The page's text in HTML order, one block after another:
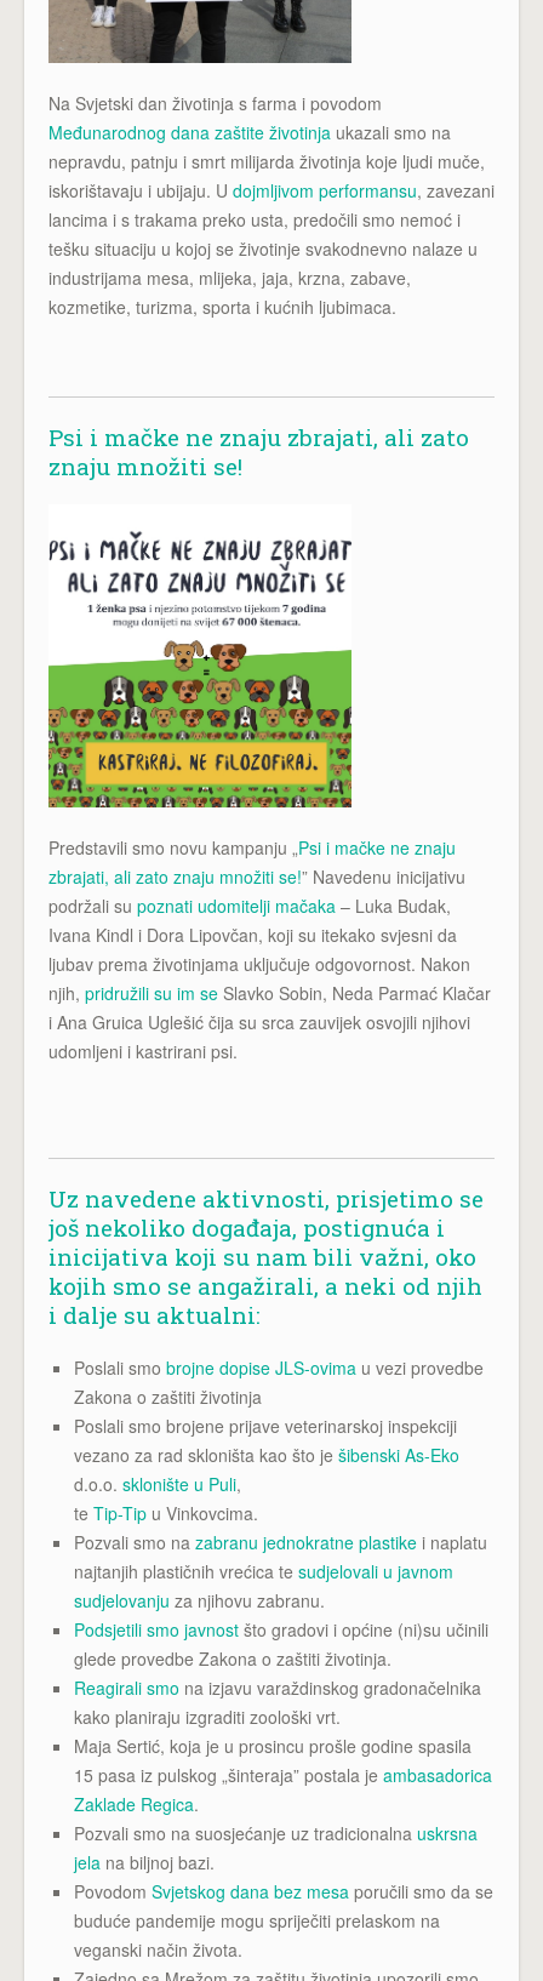
Na Svjetski dan životinja s farma i povodom
Međunarodnog dana zaštite životinja ukazali smo na
nepravdu, patnju i smrt milijarda životinja koje ljudi muče,
iskorištavaju i ubijaju. U dojmljivom performansu, zavezani
lancima i s trakama preko usta, predočili smo nemoć i
tešku situaciju u kojoj se životinje svakodnevno nalaze u
industrijama mesa, mlijeka, jaja, krzna, zabave,
kozmetike, turizma, sporta i kućnih ljubimaca.
Psi i mačke ne znaju zbrajati, ali zato
znaju množiti se!
Predstavili smo novu kampanju „Psi i mačke ne znaju
zbrajati, ali zato znaju množiti se!” Navedenu inicijativu
podržali su poznati udomitelji mačaka – Luka Budak,
Ivana Kindl i Dora Lipovčan, koji su itekako svjesni da
ljubav prema životinjama uključuje odgovornost. Nakon
njih, pridružili su im se Slavko Sobin, Neda Parmać Klačar
i Ana Gruica Uglešić čija su srca zauvijek osvojili njihovi
udomljeni i kastrirani psi.
Uz navedene aktivnosti, prisjetimo se
još nekoliko događaja, postignuća i
inicijativa koji su nam bili važni, oko
kojih smo se angažirali, a neki od njih
i dalje su aktualni:
Poslali smo brojne dopise JLS-ovima u vezi provedbe
Zakona o zaštiti životinja
Poslali smo brojene prijave veterinarskoj inspekciji
vezano za rad skloništa kao što je šibenski As-Eko
d.o.o. sklonište u Puli,
te Tip-Tip u Vinkovcima.
Pozvali smo na zabranu jednokratne plastike i naplatu
najtanjih plastičnih vrećica te sudjelovali u javnom
sudjelovanju za njihovu zabranu.
Podsjetili smo javnost što gradovi i općine (ni)su učinili
glede provedbe Zakona o zaštiti životinja.
Reagirali smo na izjavu varaždinskog gradonačelnika
kako planiraju izgraditi zoološki vrt.
Maja Sertić, koja je u prosincu prošle godine spasila
15 pasa iz pulskog „šinteraja” postala je ambasadorica
Zaklade Regica.
Pozvali smo na suosjećanje uz tradicionalna uskrsna
jela na biljnoj bazi.
Povodom Svjetskog dana bez mesa poručili smo da se
buduće pandemije mogu spriječiti prelaskom na
veganski način života.